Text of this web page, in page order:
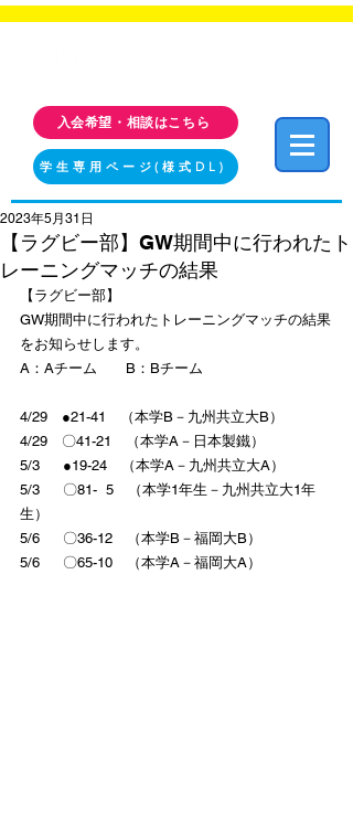
入会希望・相談はこちら
学生専用ページ(様式DL)
【ラグビー部】GW期間中に行われたト
レーニングマッチの結果
2023年5月31日
【ラグビー部】
GW期間中に行われたトレーニングマッチの結果
をお知らせします。
A：Aチーム　　B：Bチーム
4/29　●21-41　（本学B－九州共立大B）
4/29　〇41-21　（本学A－日本製鐵）
5/3　  ●19-24　（本学A－九州共立大A）
5/3　  〇81-  5　（本学1年生－九州共立大1年
生）
5/6　  〇36-12　（本学B－福岡大B）
5/6　  〇65-10　（本学A－福岡大A）